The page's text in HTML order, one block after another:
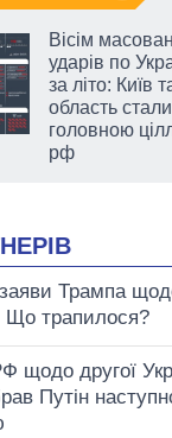
Вісім
ударів по
за літо: Київ
область стали
головною
рф